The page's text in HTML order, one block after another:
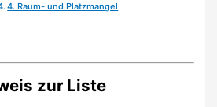
4. Raum- und Platzmangel
zur Liste